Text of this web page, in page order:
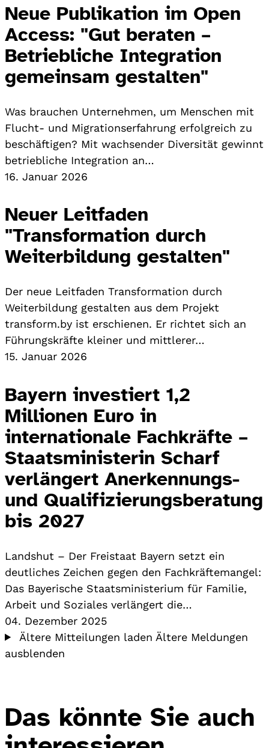
Neue Publikation im Open
Access: "Gut beraten –
Betriebliche Integration
gemeinsam gestalten"
Was brauchen Unternehmen, um Menschen mit
Flucht- und Migrationserfahrung erfolgreich zu
beschäftigen? Mit wachsender Diversität gewinnt
betriebliche Integration an…
16. Januar 2026
Neuer Leitfaden
"Transformation durch
Weiterbildung gestalten"
Der neue Leitfaden Transformation durch
Weiterbildung gestalten aus dem Projekt
transform.by ist erschienen. Er richtet sich an
Führungskräfte kleiner und mittlerer…
15. Januar 2026
Bayern investiert 1,2
Millionen Euro in
internationale Fachkräfte –
Staatsministerin Scharf
verlängert Anerkennungs-
und Qualifizierungsberatung
bis 2027
Landshut – Der Freistaat Bayern setzt ein
deutliches Zeichen gegen den Fachkräftemangel:
Das Bayerische Staatsministerium für Familie,
Arbeit und Soziales verlängert die…
04. Dezember 2025
Ältere Mitteilungen laden Ältere Meldungen
ausblenden
Das könnte Sie auch